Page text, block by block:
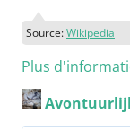
Source:Wikipedia
Plus